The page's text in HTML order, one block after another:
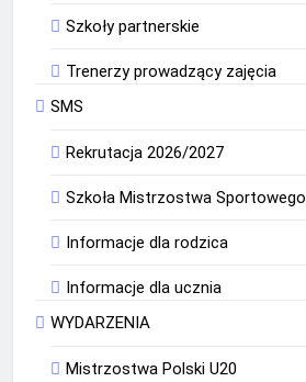
Szkoły partnerskie
Trenerzy prowadzący zajęcia
SMS
Rekrutacja 2026/2027
Szkoła Mistrzostwa Sportowego
Informacje dla rodzica
Informacje dla ucznia
WYDARZENIA
Mistrzostwa Polski U20